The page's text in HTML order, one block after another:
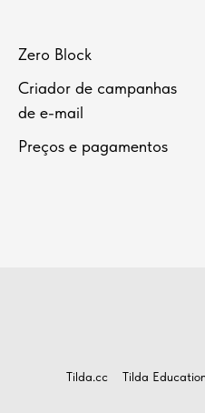
Zero Block
Criador de campanhas
de e-mail
Preços e pagamentos
Tilda.cc Tilda